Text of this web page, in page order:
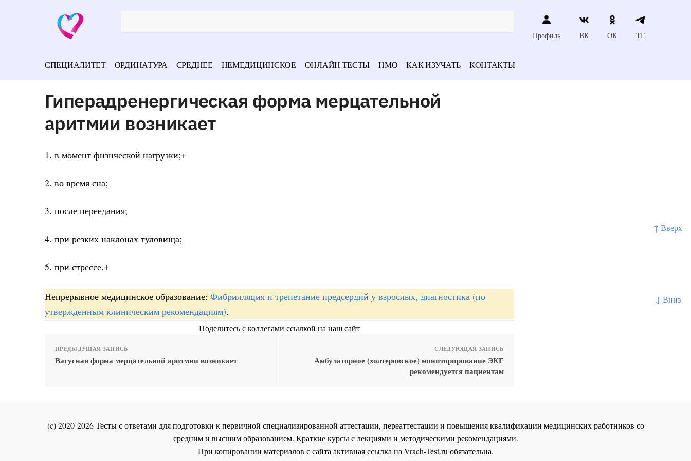
↑ Вверх
↓ Вниз
Профиль ВК ОК ТГ
СПЕЦИАЛИТЕТ ОРДИНАТУРА СРЕДНЕЕ НЕМЕДИЦИНСКОЕ ОНЛАЙН ТЕСТЫ НМО КАК ИЗУЧАТЬ КОНТАКТЫ
Гиперадренергическая форма мерцательной
аритмии возникает
1. в момент физической нагрузки;+
2. во время сна;
3. после переедания;
4. при резких наклонах туловища;
5. при стрессе.+
Непрерывное медицинское образование: Фибрилляция и трепетание предсердий у взрослых, диагностика (по
утвержденным клиническим рекомендациям).
Поделитесь с коллегами ссылкой на наш сайт
ПРЕДЫДУЩАЯ ЗАПИСЬ
Вагусная форма мерцательной аритмии возникает
СЛЕДУЮЩАЯ ЗАПИСЬ
Амбулаторное (холтеровское) мониторирование ЭКГ
рекомендуется пациентам
(c) 2020-2026 Тесты с ответами для подготовки к первичной специализированной аттестации, переаттестации и повышения квалификации медицинских работников со
средним и высшим образованием. Краткие курсы с лекциями и методическими рекомендациями.
При копировании материалов с сайта активная ссылка на Vrach-Test.ru обязательна.